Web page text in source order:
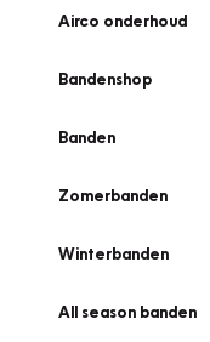
Airco onderhoud
Bandenshop
Banden
Zomerbanden
Winterbanden
All season banden